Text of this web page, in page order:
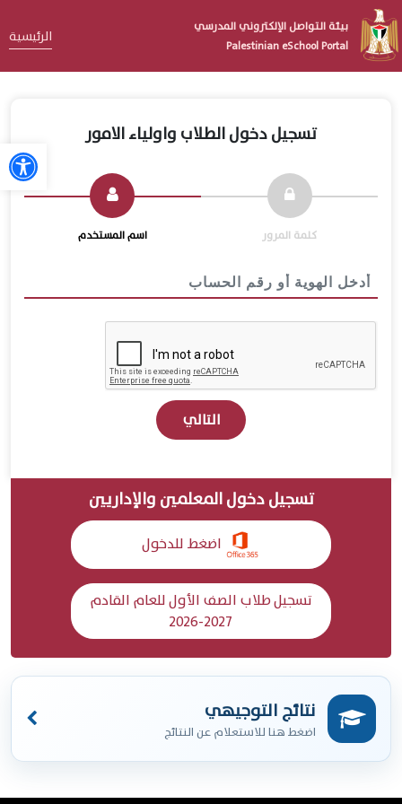
بيئة التواصل الإلكتروني المدرسي
Palestinian eSchool Portal
الرئيسية
تسجيل دخول الطلاب واولياء الامور
اسم المستخدم كلمة المرور
التالي
تسجيل دخول المعلمين والإداريين
اضغط للدخول
تسجيل طلاب الصف الأول للعام القادم
2027-2026
نتائج التوجيهي
اضغط هنا للاستعلام عن النتائج